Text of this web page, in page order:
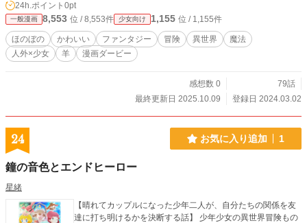
24h.ポイント 0pt
一般漫画 8,553 位 / 8,553件 少女向け 1,155 位 / 1,155件
ほのぼの かわいい ファンタジー 冒険 異世界
魔法
人外×少女
羊 漫画ダービー
感想数 0
79話
最終更新日 2025.10.09
登録日 2024.03.02
24 お気に入り追加 1
鐘の音色とエンドヒーロー
星緒
【晴れてカップルになった少年二人が、自分たちの関係を友
達に打ち明けるかを決断する話】 少年少女の異世界冒険もの